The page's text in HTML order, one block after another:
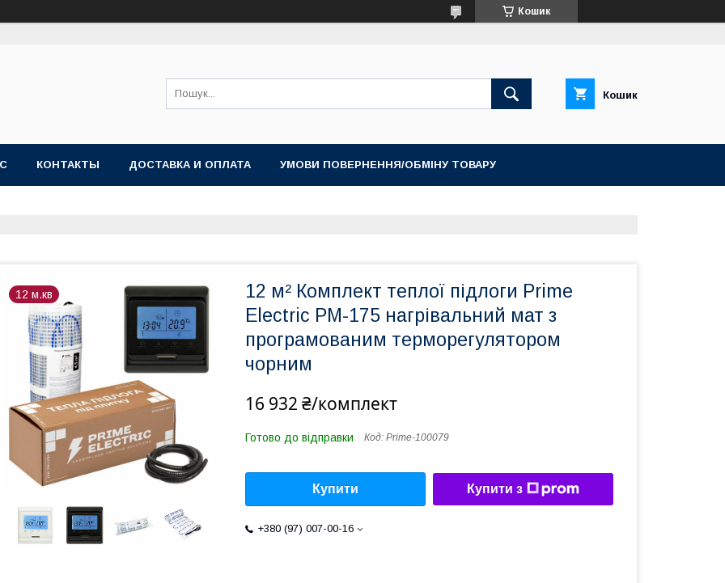
Кошик
Кошик
КОНТАКТЫ ДОСТАВКА И ОПЛАТА УМОВИ ПОВЕРНЕННЯ/ОБМІНУ ТОВАРУ
12 м.кв
12 м² Комплект теплої підлоги Prime
Electric PM-175 нагрівальний мат з
програмованим терморегулятором
чорним
16 932 ₴/комплект
Готово до відправки Код: Prime-100079
Купити Купити з
+380 (97) 007-00-16